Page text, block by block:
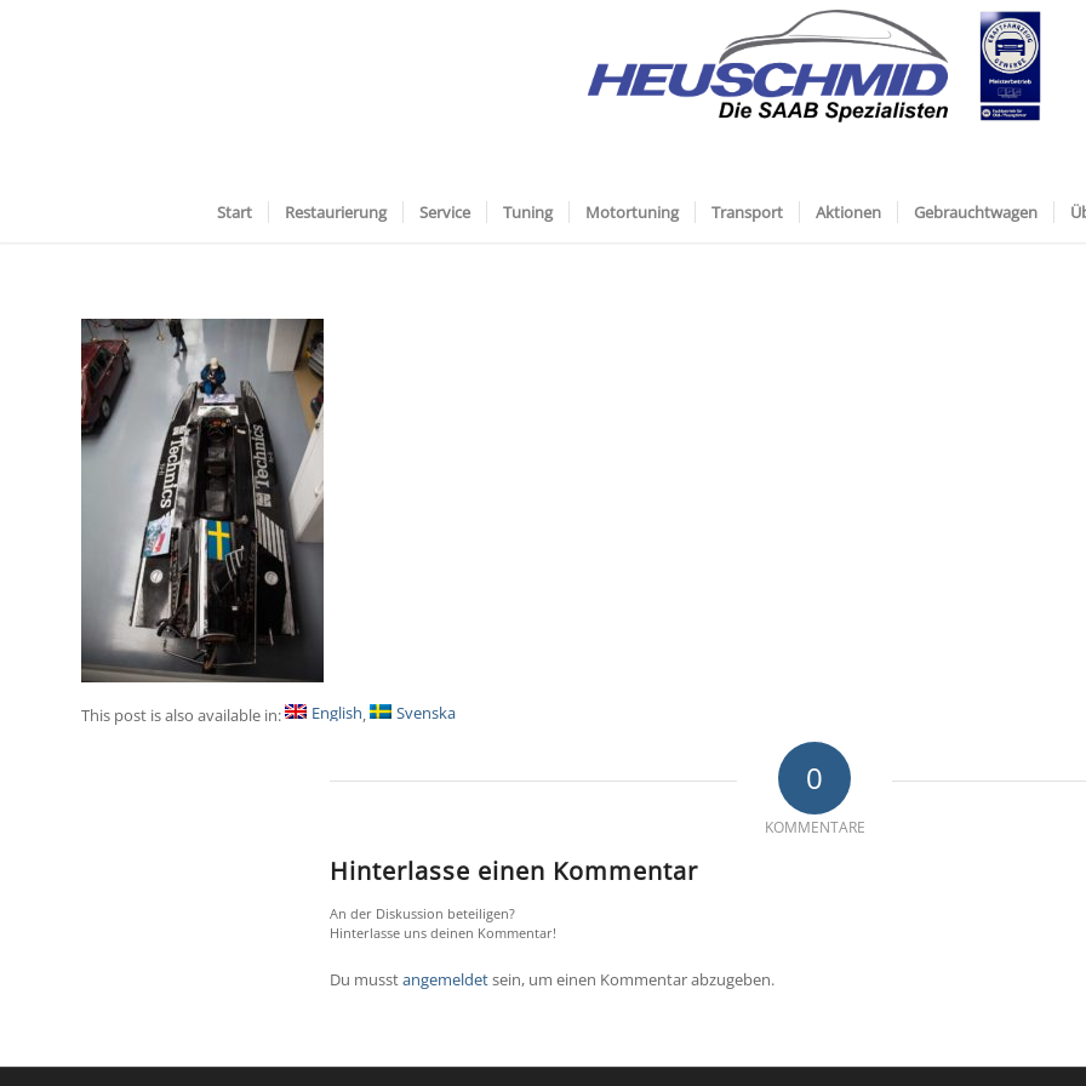
Start Restaurierung Service Tuning Motortuning Transport Aktionen Gebrauchtwagen
This post is also available in: English Svenska
0
KOMMENTARE
Hinterlasse einen Kommentar
An der Diskussion beteiligen?
Hinterlasse uns deinen Kommentar!
Du musstangemeldetsein, um einen Kommentar abzugeben.